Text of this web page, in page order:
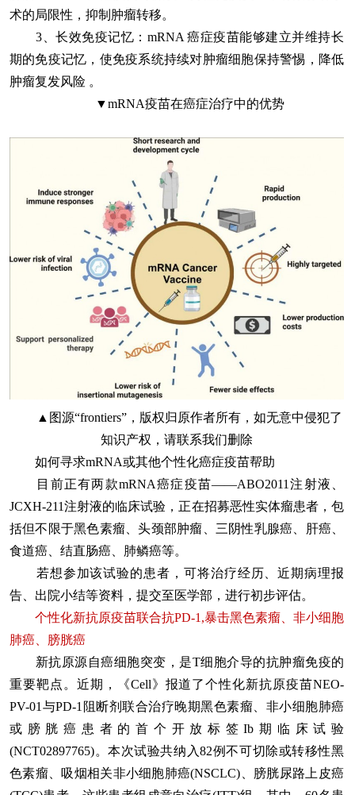
术的局限性，抑制肿瘤转移。
3、长效免疫记忆 ：mRNA 癌症疫苗能够建立并维持长
期的免疫记忆，使免疫系统持续对肿瘤细胞保持警惕，降低
肿瘤复发风险 。
▼mRNA疫苗在癌症治疗中的优势
▲图源“frontiers”，版权归原作者所有，如无意中侵犯了
知识产权，请联系我们删除
如何寻求mRNA或其他个性化癌症疫苗帮助
目前正有两款mRNA癌症疫苗——ABO2011注射液、
JCXH-211注射液的临床试验，正在招募恶性实体瘤患者，包
括但不限于黑色素瘤、头颈部肿瘤、三阴性乳腺癌、肝癌、
食道癌、结直肠癌、肺鳞癌等。
若想参加该试验的患者，可将治疗经历、近期病理报
告、出院小结等资料，提交至医学部，进行初步评估。
个性化新抗原疫苗联合抗PD-1,暴击黑色素瘤、非小细胞
肺癌、膀胱癌
新抗原源自癌细胞突变，是T细胞介导的抗肿瘤免疫的
重要靶点。近期，《Cell》报道了个性化新抗原疫苗NEO-
PV-01与PD-1阻断剂联合治疗晚期黑色素瘤、非小细胞肺癌
或膀胱癌患者的首个开放标签Ib期临床试验
(NCT02897765)。本次试验共纳入82例不可切除或转移性黑
色素瘤、吸烟相关非小细胞肺癌(NSCLC)、膀胱尿路上皮癌